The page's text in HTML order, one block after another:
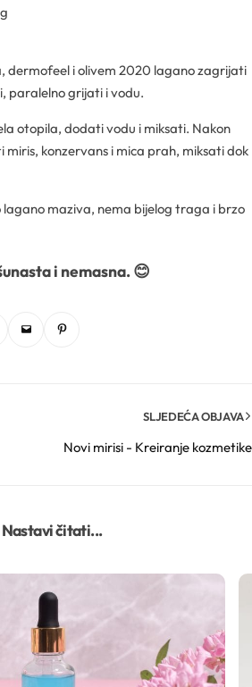
dermofeel i olivem 2020 lagano zagrijati
paralelno grijati i vodu.
otopila, dodati vodu i miksati. Nakon
konzervans i mica prah, miksati dok
lagano maziva, nema bijelog traga i brzo
i nemasna. 😊
SLJEDEĆA OBJAVA
Novi mirisi - Kreiranje kozmetike
Nastavi čitati...
program